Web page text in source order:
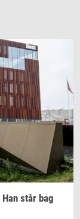
Han står bag